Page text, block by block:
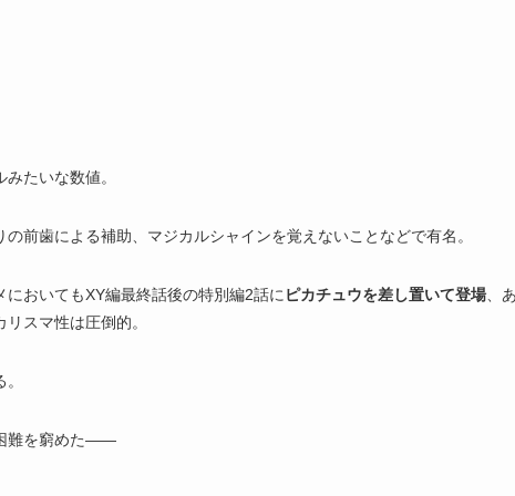
たいな数値。
前歯による補助、マジカルシャインを覚えないことなどで有名。
おいてもXY編最終話後の特別編2話に ピカチュウを差し置いて登場、
リスマ性は圧倒的。
難を窮めた――